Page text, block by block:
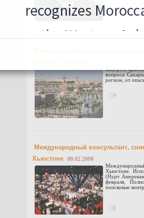
Конгресс
вопроса
регион, от
Международный консультант,
Хьюстоне
08.02.2008
Хьюстоне.
(Нурт
февраля,
поисковые